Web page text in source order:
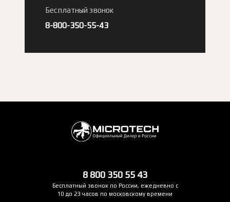
Бесплатный звонок
8-800-350-55-43
8 800 350 55 43
Бесплатный звонок по России, ежедневно с
10 до 23 часов по московскому времени